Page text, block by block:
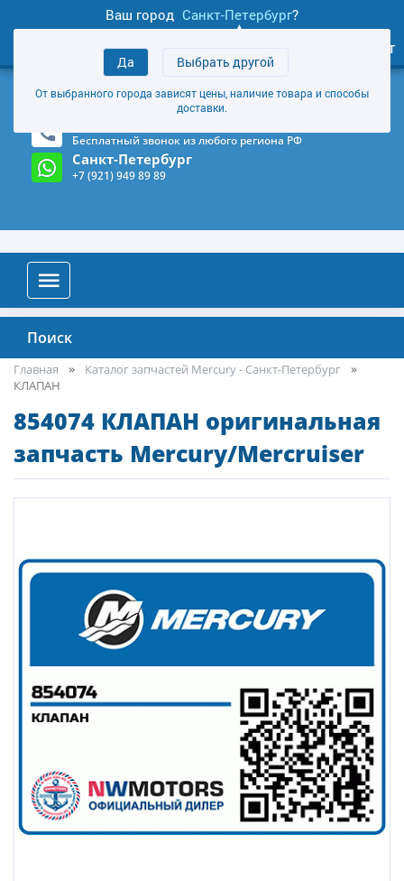
Ваш город Санкт-Петербург?
Да Выбрать другой
От выбранного города зависят цены, наличие товара и способы
доставки.
товаров
Личный кабинет
+7 (921) 949 89 89
Магазин и склад в Санкт-Петербурге (Карта)
Бесплатный звонок из любого региона РФ
Санкт-Петербург
+7 (921) 949 89 89
Поиск
Главная
Каталог запчастей Mercury - Санкт-Петербург
КЛАПАН
854074 КЛАПАН оригинальная
запчасть Mercury/Mercruiser